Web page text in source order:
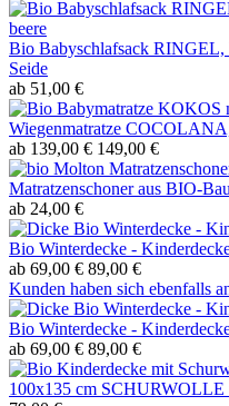
Bio Babyschlafsack RINGEL,
Seide
ab 51,00 €
Wiegenmatratze
ab 139,00 € 149,00 €
Matratzenschoner aus BIO-
ab 24,00 €
Bio Winterdecke -
ab 69,00 € 89,00 €
Kunden haben sich ebenfalls
Bio Winterdecke -
ab 69,00 € 89,00 €
100x135 cm